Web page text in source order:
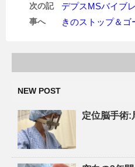
次の記
事へ
デプスMSバイブ
きのストップ＆ゴ
NEW POST
定位脳手術: